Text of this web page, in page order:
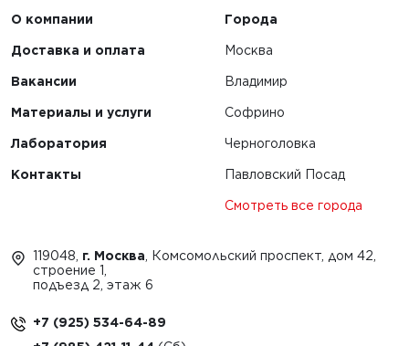
О компании
Доставка и оплата
Вакансии
Материалы и услуги
Лаборатория
Контакты
Города
Москва
Владимир
Софрино
Черноголовка
Павловский Посад
Смотреть все города
119048, г. Москва , Комсомольский проспект, дом 42,
строение 1,
подъезд 2, этаж 6
+7 (925) 534-64-89